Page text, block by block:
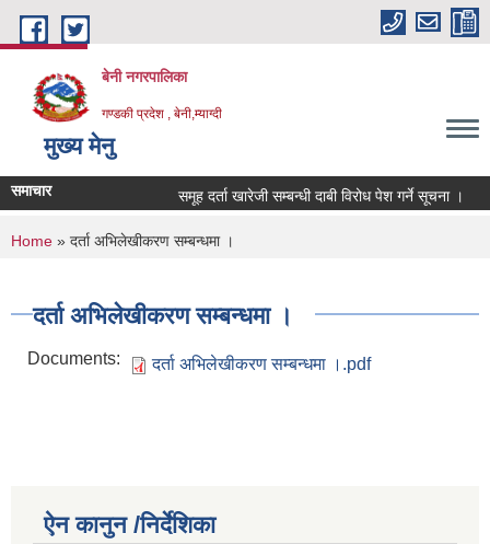
Skip to main content
बेनी नगरपालिका
गण्डकी प्रदेश , बेनी,म्याग्दी
मुख्य मेनु
समाचार समूह दर्ता खारेजी सम्बन्धी दाबी विरोध पेश गर्ने सूचना ।
You are here
Home » दर्ता अभिलेखीकरण सम्बन्धमा ।
दर्ता अभिलेखीकरण सम्बन्धमा ।
Documents: दर्ता अभिलेखीकरण सम्बन्धमा ।.pdf
ऐन कानुन /निर्देशिका